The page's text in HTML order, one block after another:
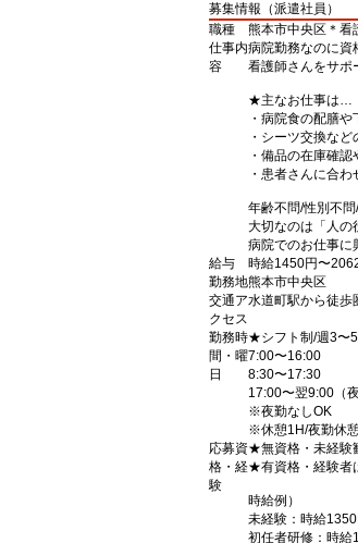
募集情報（派遣社員）
職種
熊本市中央区＊看
仕事内
容
病院勤務なのに資
看護師さんをサポ
★主なお仕事は…
・病院食の配膳や
・シーツ交換など
・備品の在庫確認
・患者さんに合
年齢不問/性別不問
大切なのは「人
病院でのお仕事に
給与
時給1450円〜
勤務地熊本市中央区
交通ア
クセス
水道町駅から徒
勤務時
間・曜
日
★シフト制/週3〜
7:00〜16:00
8:30〜17:30
17:00〜翌9:00（
※夜勤なしOK
※休憩1H/夜勤休
応募資
格・経
験
★無資格・未経験
★有資格・経験者
時給例）
未経験：時給
初任者研修：時給